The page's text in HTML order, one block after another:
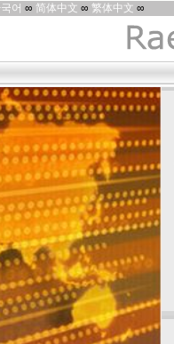
어 ∞ 简体中文 ∞ 繁体中文 ∞